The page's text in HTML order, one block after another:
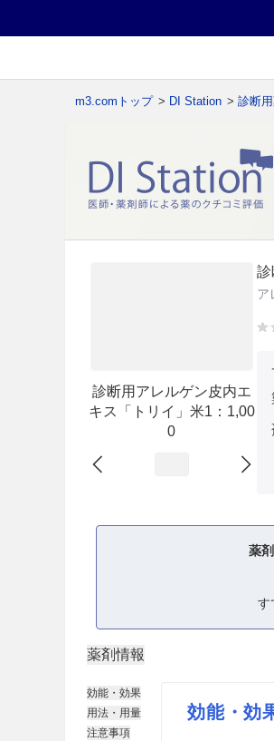
m3.comトップ > DI Station > 診断
診断用アレルゲン皮内エ
キス「トリイ」米1：1,00
0
診
ア
薬
す
薬剤情報
効能・効果
用法・用量
注意事項
効能・効